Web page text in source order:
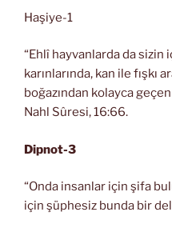
Haşiye-1
“Ehlî hayvanlarda da sizin
karınlarında, kan ile fışkı
boğazından kolayca
Nahl Sûresi, 16:66.
Dipnot-3
“Onda insanlar için şifa
için şüphesiz bunda bir